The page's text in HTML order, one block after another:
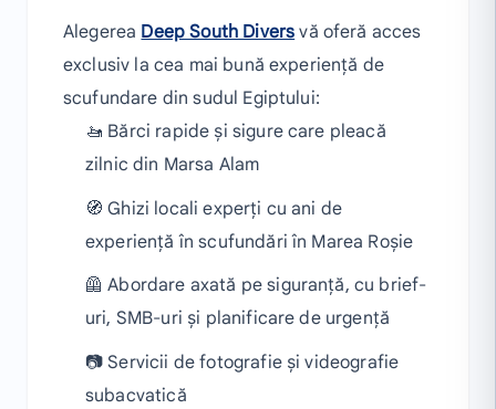
Alegerea Deep South Divers vă oferă acces
exclusiv la cea mai bună experiență de
scufundare din sudul Egiptului:
🚤 Bărci rapide și sigure care pleacă
zilnic din Marsa Alam
🧭 Ghizi locali experți cu ani de
experiență în scufundări în Marea Roșie
🦺 Abordare axată pe siguranță, cu brief-
uri, SMB-uri și planificare de urgență
📷 Servicii de fotografie și videografie
subacvatică